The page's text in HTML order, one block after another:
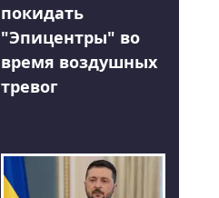
покидать
"Эпицентры" во
время воздушных
тревог